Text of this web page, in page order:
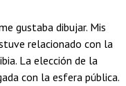
gustaba dibujar. Mis
relacionado con la
La elección de la
con la esfera pública.